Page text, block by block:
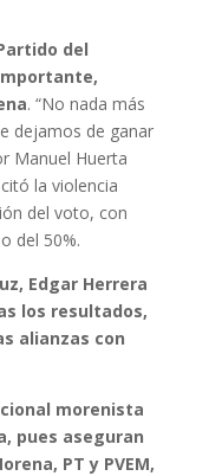
del
. “No nada más
dejamos de ganar
Manuel Huerta
la violencia
del voto, con
del 50%.
Edgar Herrera
los resultados,
alianzas con
morenista
pues aseguran
PT y PVEM,